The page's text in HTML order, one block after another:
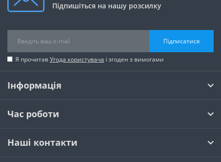
Підпишіться на нашу розсилку
Підписатися
Я прочитавУгода користувача і згоден з вимогами
Інформація
Час роботи
Наші контакти